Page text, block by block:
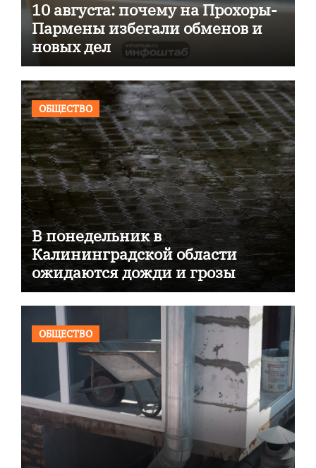
10 августа: почему на Прохоры-
Пармены избегали обменов и
новых дел
ОБЩЕСТВО
В понедельник в
Калининградской области
ожидаются дожди и грозы
ОБЩЕСТВО